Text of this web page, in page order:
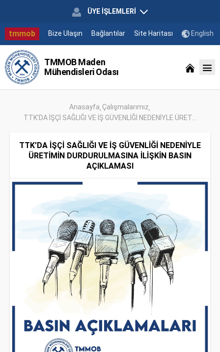
ÜYE İŞLEMLERİ
tmmob Bize Ulaşın Bağlantılar Site Haritası English
TMMOB Maden
Mühendisleri Odası
Anasayfa Çalışmalarımız
TTK’DA İŞÇİ SAĞLIĞI VE İŞ GÜVENLİĞİ NEDENİYLE ÜRET...
TTK’DA İŞÇİ SAĞLIĞI VE İŞ GÜVENLİĞİ NEDENİYLE
ÜRETİMİN DURDURULMASINA İLİŞKİN BASIN
AÇIKLAMASI